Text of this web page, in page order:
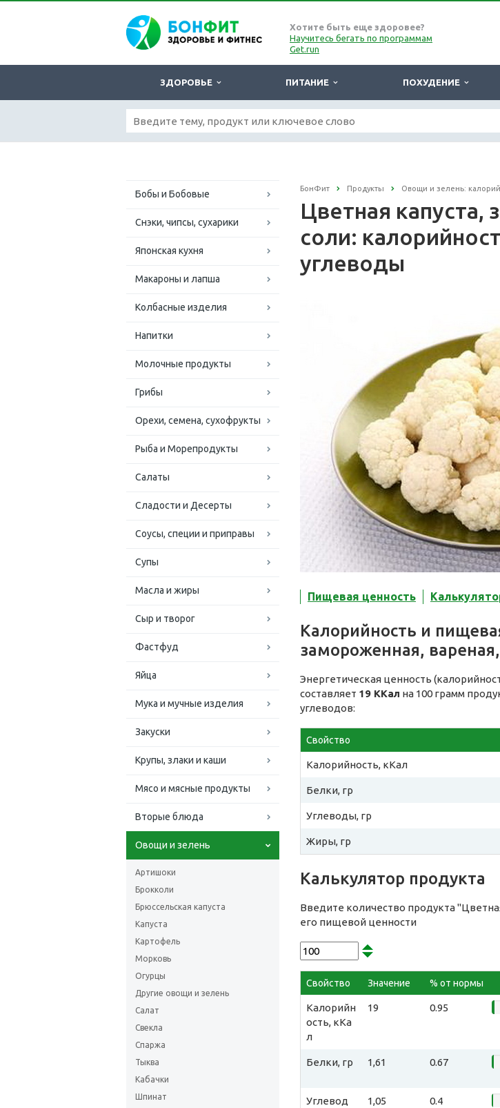
Хотите быть еще здоровее?
Научитесь бегать по программам
Get.run
ЗДОРОВЬЕ ПИТАНИЕ ПОХУДЕНИЕ
Бобы и Бобовые
Снэки, чипсы, сухарики
Японская кухня
Макароны и лапша
Колбасные изделия
Напитки
Молочные продукты
Грибы
Орехи, семена, сухофрукты
Рыба и Морепродукты
Салаты
Сладости и Десерты
Соусы, специи и приправы
Супы
Масла и жиры
Сыр и творог
Фастфуд
Яйца
Мука и мучные изделия
Закуски
Крупы, злаки и каши
Мясо и мясные продукты
Вторые блюда
Овощи и зелень
Артишоки
Брокколи
Брюссельская капуста
Капуста
Картофель
Морковь
Огурцы
Другие овощи и зелень
Салат
Свекла
Спаржа
Тыква
Кабачки
Шпинат
БонФит Продукты Овощи и зелень:
Цветная капуста,
соли:
углеводы
Пищевая ценность
Калорийность и
замороженная,
Энергетическая ценность
составляет 19 ККал на 100 грамм
углеводов:
Свойство
Калорийность, кКал
Белки, гр
Углеводы, гр
Жиры, гр
Калькулятор продукта
Введите количество продукта
его пищевой ценности
Свойство Значение % от нормы
Калорийн
ость, кКа
л
19 0.95
Белки, гр 1,61 0.67
Углевод
1,05 0.4